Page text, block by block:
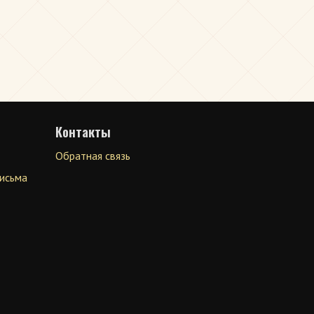
Контакты
Обратная связь